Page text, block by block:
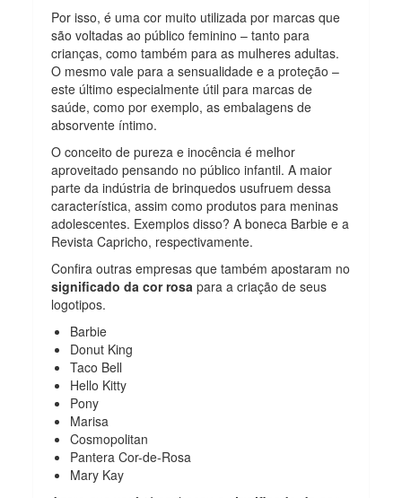
Por isso, é uma cor muito utilizada por marcas que
são voltadas ao público feminino – tanto para
crianças, como também para as mulheres adultas.
O mesmo vale para a sensualidade e a proteção –
este último especialmente útil para marcas de
saúde, como por exemplo, as embalagens de
absorvente íntimo.
O conceito de pureza e inocência é melhor
aproveitado pensando no público infantil. A maior
parte da indústria de brinquedos usufruem dessa
característica, assim como produtos para meninas
adolescentes. Exemplos disso? A boneca Barbie e a
Revista Capricho, respectivamente.
Confira outras empresas que também apostaram no
significado da cor rosa para a criação de seus
logotipos.
Barbie
Donut King
Taco Bell
Hello Kitty
Pony
Marisa
Cosmopolitan
Pantera Cor-de-Rosa
Mary Kay